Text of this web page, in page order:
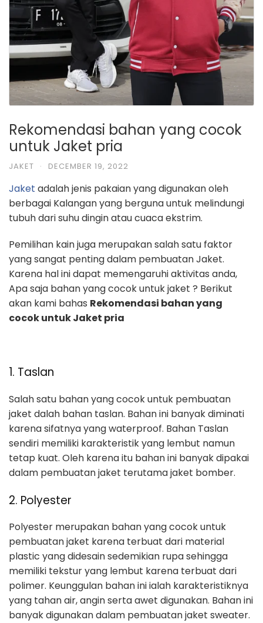
Rekomendasi bahan yang cocok
untuk Jaket pria
JAKET · DECEMBER 19, 2022
Jaket adalah jenis pakaian yang digunakan oleh
berbagai Kalangan yang berguna untuk melindungi
tubuh dari suhu dingin atau cuaca ekstrim.
Pemilihan kain juga merupakan salah satu faktor
yang sangat penting dalam pembuatan Jaket.
Karena hal ini dapat memengaruhi aktivitas anda,
Apa saja bahan yang cocok untuk jaket ? Berikut
akan kami bahas Rekomendasi bahan yang
cocok untuk Jaket pria
1. Taslan
Salah satu bahan yang cocok untuk pembuatan
jaket dalah bahan taslan. Bahan ini banyak diminati
karena sifatnya yang waterproof. Bahan Taslan
sendiri memiliki karakteristik yang lembut namun
tetap kuat. Oleh karena itu bahan ini banyak dipakai
dalam pembuatan jaket terutama jaket bomber.
2. Polyester
Polyester merupakan bahan yang cocok untuk
pembuatan jaket karena terbuat dari material
plastic yang didesain sedemikian rupa sehingga
memiliki tekstur yang lembut karena terbuat dari
polimer. Keunggulan bahan ini ialah karakteristiknya
yang tahan air, angin serta awet digunakan. Bahan ini
banyak digunakan dalam pembuatan jaket sweater.